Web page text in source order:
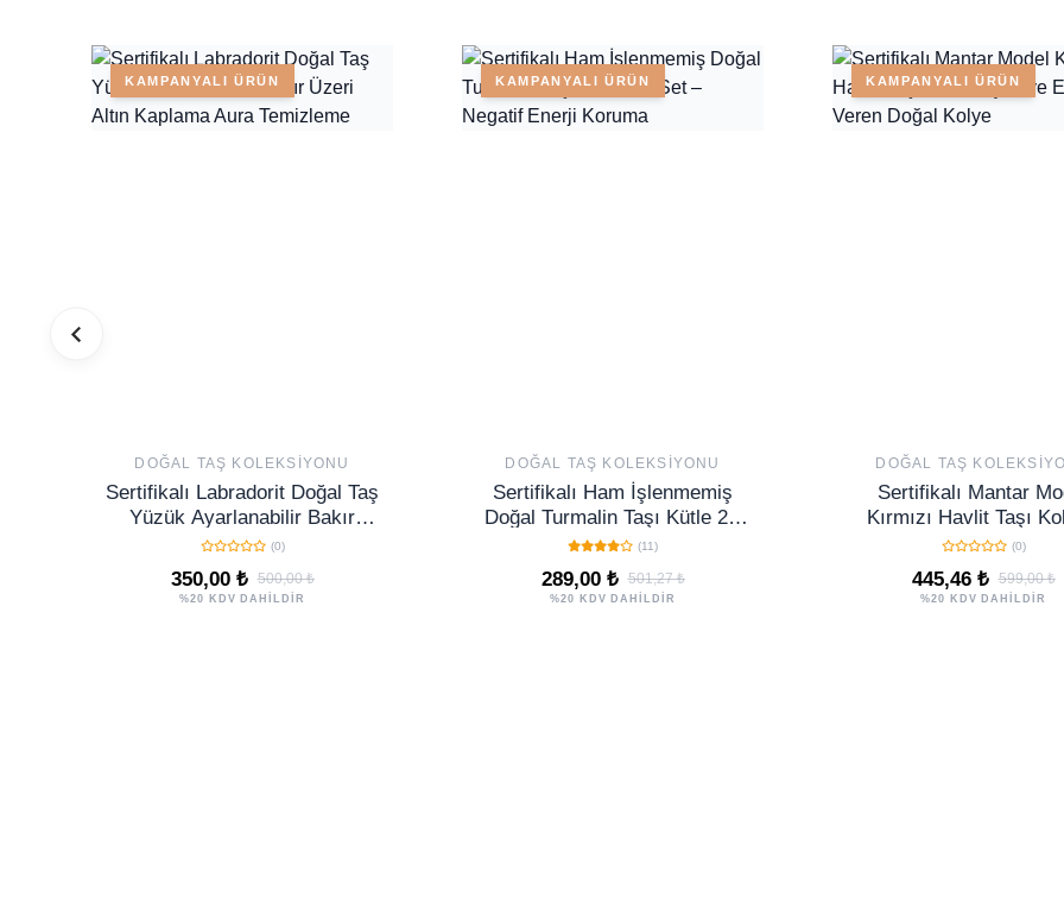
KAMPANYALI ÜRÜN
DOĞAL TAŞ KOLEKSIYONU
Sertifikalı Labradorit Doğal Taş
Yüzük Ayarlanabilir Bakır
Üzeri Altın Kaplama Aura
Temizleme
(0)
350,00 ₺ 500,00 ₺
%20 KDV DAHİLDİR
KAMPANYALI ÜRÜN
DOĞAL TAŞ KOLEKSIYONU
Sertifikalı Ham İşlenmemiş
Doğal Turmalin Taşı Kütle 2’li
Set – Negatif Enerji Koruma
(11)
289,00 ₺ 501,27 ₺
%20 KDV DAHİLDİR
KAMPANYALI ÜRÜN
DOĞAL TAŞ
Sertifikalı Mantar
Kırmızı Havlit Taşı
Şifa ve Enerji Veren
Kolye
(0)
445,46 ₺ 599,00 ₺
%20 KDV DAHİLDİR